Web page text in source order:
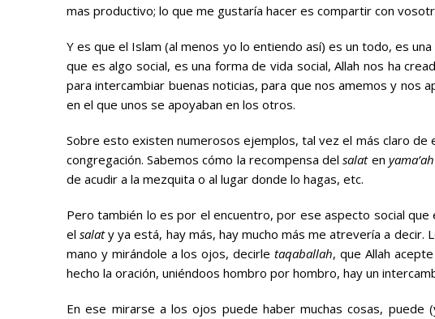
mas productivo; lo que me gustaría hacer es compartir con
Y es que el Islam (al menos yo lo entiendo así) es un todo, es
que es algo social, es una forma de vida social, Allah nos ha
para intercambiar buenas noticias, para que nos amemos y nos
en el que unos se apoyaban en los otros.
Sobre esto existen numerosos ejemplos, tal vez el más claro
congregación. Sabemos cómo la recompensa delsalaten yama’ah
de acudir a la mezquita o al lugar donde lo hagas, etc.
Pero también lo es por el encuentro, por ese aspecto social
elsalaty ya está, hay más, hay mucho más me atrevería a decir.
mano y mirándole a los ojos, decirletaqaballah, que Allah
hecho la oración, uniéndoos hombro por hombro, hay un
En ese mirarse a los ojos puede haber muchas cosas,